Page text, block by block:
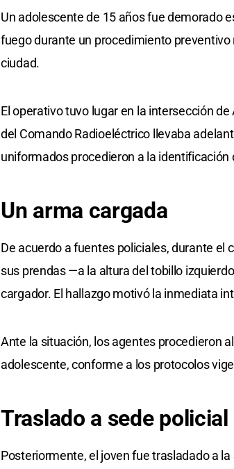
Un adolescente de 15 años fue demorado
fuego durante un procedimiento
ciudad.
El operativo tuvo lugar en la intersección
del Comando Radioeléctrico llevaba
uniformados procedieron a la
Un arma cargada
De acuerdo a fuentes policiales, durante el
sus prendas —a la altura del tobillo
cargador. El hallazgo motivó la inmediata
Ante la situación, los agentes procedieron
adolescente, conforme a los protocolos
Traslado a sede policial
Posteriormente, el joven fue trasladado a